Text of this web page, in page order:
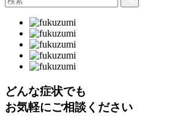
どんな症状でも
お気軽にご相談ください